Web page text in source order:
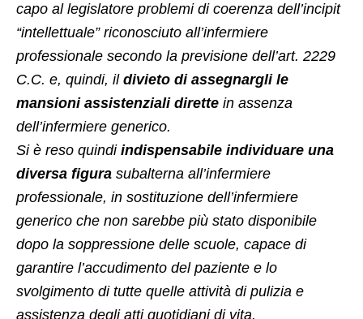
capo al legislatore problemi di coerenza dell’incipit
“intellettuale” riconosciuto all’infermiere
professionale secondo la previsione dell’art. 2229
C.C. e, quindi, il divieto di assegnargli le
mansioni assistenziali dirette in assenza
dell’infermiere generico.
Si è reso quindi indispensabile individuare una
diversa figura subalterna all’infermiere
professionale, in sostituzione dell’infermiere
generico che non sarebbe più stato disponibile
dopo la soppressione delle scuole, capace di
garantire l’accudimento del paziente e lo
svolgimento di tutte quelle attività di pulizia e
assistenza degli atti quotidiani di vita.